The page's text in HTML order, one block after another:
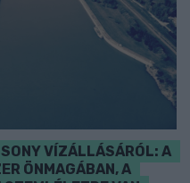
VÍZÁLLÁSÁRÓL: A
ÖNMAGÁBAN, A